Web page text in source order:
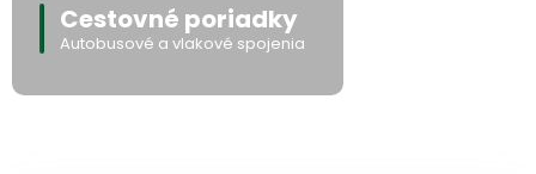
Cestovné poriadky
Autobusové a vlakové spojenia